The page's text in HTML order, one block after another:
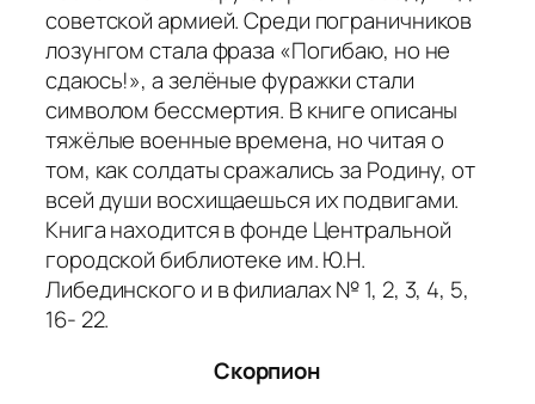
советской армией. Среди пограничников
лозунгом стала фраза «Погибаю, но не
сдаюсь!», а зелёные фуражки стали
символом бессмертия. В книге описаны
тяжёлые военные времена, но читая о
том, как солдаты сражались за Родину, от
всей души восхищаешься их подвигами.
Книга находится в фонде Центральной
городской библиотеке им. Ю.Н.
Либединского и в филиалах № 1, 2, 3, 4, 5,
16- 22.
Скорпион